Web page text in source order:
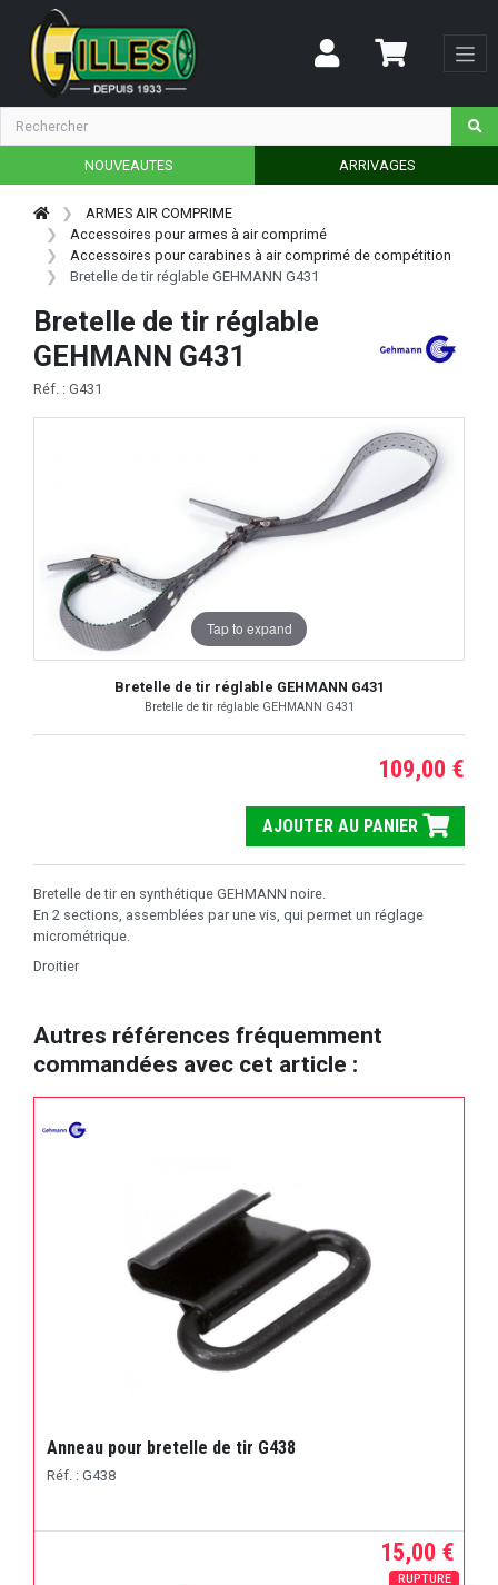
NOUVEAUTES ARRIVAGES
ARMES AIR COMPRIME
Accessoires pour armes à air comprimé
Accessoires pour carabines à air comprimé de compétition
Bretelle de tir réglable GEHMANN G431
Bretelle de tir réglable
GEHMANN G431
Réf. : G431
Tap to expand
Bretelle de tir réglable GEHMANN G431
Bretelle de tir réglable GEHMANN G431
109,00 €
AJOUTER AU PANIER
Bretelle de tir en synthétique GEHMANN noire.
En 2 sections, assemblées par une vis, qui permet un réglage
micrométrique.
Droitier
Autres références fréquemment
commandées avec cet article :
Anneau pour bretelle de tir G438
Réf. : G438
15,00 €
RUPTURE